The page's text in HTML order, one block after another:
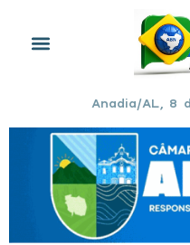
Anadia/AL, 8